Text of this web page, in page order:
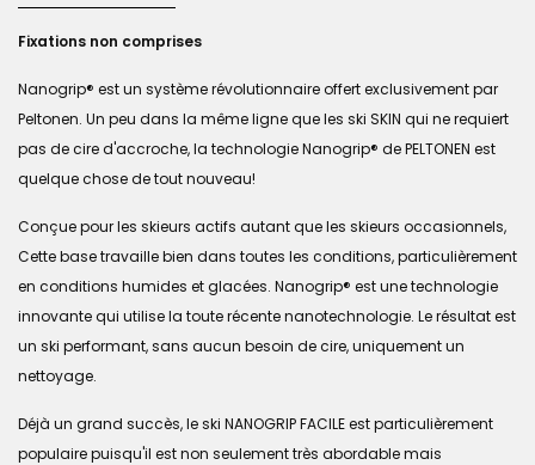
Fixations non comprises
Nanogrip® est un système révolutionnaire offert exclusivement par
Peltonen. Un peu dans la même ligne que les ski SKIN qui ne requiert
pas de cire d'accroche, la technologie Nanogrip® de PELTONEN est
quelque chose de tout nouveau!
Conçue pour les skieurs actifs autant que les skieurs occasionnels,
Cette base travaille bien dans toutes les conditions, particulièrement
en conditions humides et glacées. Nanogrip® est une technologie
innovante qui utilise la toute récente nanotechnologie. Le résultat est
un ski performant, sans aucun besoin de cire, uniquement un
nettoyage.
Déjà un grand succès, le ski NANOGRIP FACILE est particulièrement
populaire puisqu'il est non seulement très abordable mais